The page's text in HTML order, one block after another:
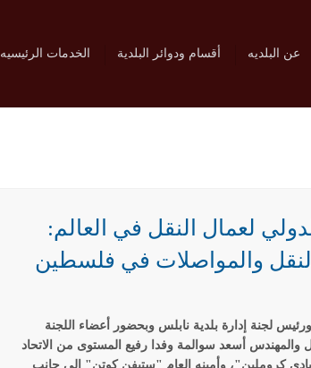
عن البلديه أقسام ودوائر البلدية الخدمات الرئيسيه
لعمال النقل في العالم:
والمواصلات في فلسطين
لجنة إدارة بلدية نابلس وبحضور أعضاء اللجنة
والمهندس أسعد سوالمة وفدا رفيع المستوى من الاتحاد
كروملين"، وأمينه العام "ستيفن كوتن" إلى جانب